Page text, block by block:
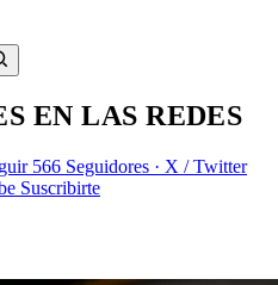
EN LAS REDES
566 Seguidores · X / Twitter
Suscribirte